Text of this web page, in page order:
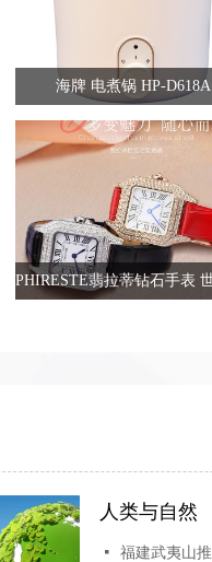
人类与自然
넷
海牌 电煮锅 HP-D618A